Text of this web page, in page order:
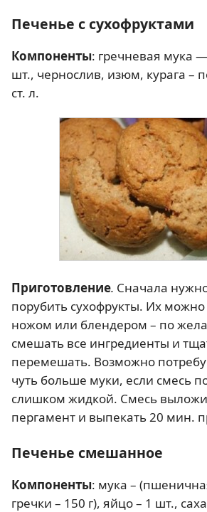
Печенье с сухофруктами
Компоненты: гречневая мука
шт., чернослив, изюм, курага –
ст. л.
Приготовление. Сначала
порубить сухофрукты. Их
ножом или блендером – по
смешать все ингредиенты и
перемешать. Возможно
чуть больше муки, если смесь
слишком жидкой. Смесь
пергамент и выпекать 20 мин.
Печенье смешанное
Компоненты: мука –
гречки – 150 г), яйцо – 1 шт.,